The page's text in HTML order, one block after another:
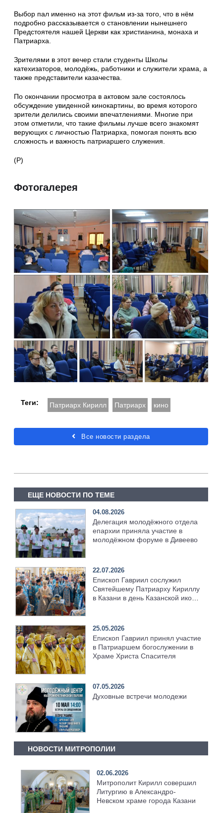
Выбор пал именно на этот фильм из-за того, что в нём
подробно рассказывается о становлении нынешнего
Предстоятеля нашей Церкви как христианина, монаха и
Патриарха.
Зрителями в этот вечер стали студенты Школы
катехизаторов, молодёжь, работники и служители храма, а
также представители казачества.
По окончании просмотра в актовом зале состоялось
обсуждение увиденной кинокартины, во время которого
зрители делились своими впечатлениями. Многие при
этом отметили, что такие фильмы лучше всего знакомят
верующих с личностью Патриарха, помогая понять всю
сложность и важность патриаршего служения.
(Р)
Фотогалерея
Теги: Патриарх Кирилл Патриарх кино
Все новости раздела
ЕЩЕ НОВОСТИ ПО ТЕМЕ
04.08.2026
Делегация молодёжного отдела
епархии приняла участие в
молодёжном форуме в Дивеево
22.07.2026
Епископ Гавриил сослужил
Святейшему Патриарху Кириллу
в Казани в день Казанской иконы
25.05.2026
Епископ Гавриил принял участие
в Патриаршем богослужении в
Храме Христа Спасителя
07.05.2026
Духовные встречи молодежи
НОВОСТИ МИТРОПОЛИИ
02.06.2026
Митрополит Кирилл совершил
Литургию в Александро-
Невском храме города Казани